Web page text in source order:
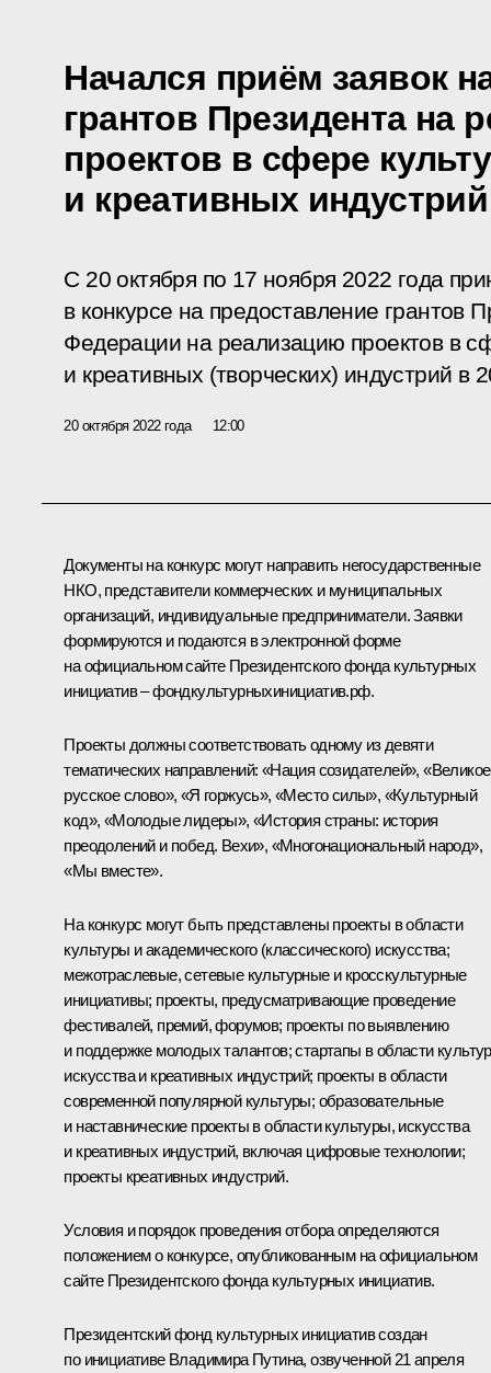
Начался приём заявок
грантов Президента на
проектов в сфере
и креативных
С 20 октября по 17 ноября 2022 года
в конкурсе на предоставление грантов
Федерации на реализацию проектов в
и креативных (творческих) индустрий в
20 октября 2022 года 12:00
Документы на конкурс могут направить негосударственные
НКО, представители коммерческих и муниципальных
организаций, индивидуальные предприниматели. Заявки
формируются и подаются в электронной форме
на официальном сайте Президентского фонда культурных
инициатив –фондкультурныхинициатив.рф.
Проекты должны соответствовать одному из девяти
тематических направлений: «Нация созидателей», «Великое
русское слово», «Я горжусь», «Место силы», «Культурный
код», «Молодые лидеры», «История страны: история
преодолений и побед. Вехи», «Многонациональный народ»,
«Мы вместе».
На конкурс могут быть представлены проекты в области
культуры и академического (классического) искусства;
межотраслевые, сетевые культурные и кросскультурные
инициативы; проекты, предусматривающие проведение
фестивалей, премий, форумов; проекты по выявлению
и поддержке молодых талантов; стартапы в области
искусства и креативных индустрий; проекты в области
современной популярной культуры; образовательные
и наставнические проекты в области культуры, искусства
и креативных индустрий, включая цифровые технологии;
проекты креативных индустрий.
Условия и порядок проведения отбора определяются
положением о конкурсе, опубликованным на официальном
сайте Президентского фонда культурных инициатив.
Президентский фонд культурных инициатив создан
по инициативе Владимира Путина, озвученной 21 апреля